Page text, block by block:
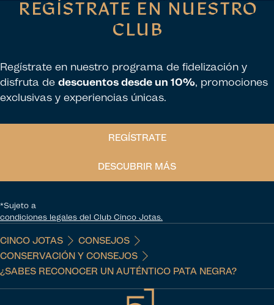
REGÍSTRATE EN NUESTRO
CLUB
Regístrate en nuestro programa de fidelización y
disfruta de descuentos desde un 10%, promociones
exclusivas y experiencias únicas.
REGÍSTRATE
DESCUBRIR MÁS
*Sujeto a
condiciones legales del Club Cinco Jotas.
CINCO JOTAS
CONSEJOS
CONSERVACIÓN Y CONSEJOS
¿SABES RECONOCER UN AUTÉNTICO PATA NEGRA?